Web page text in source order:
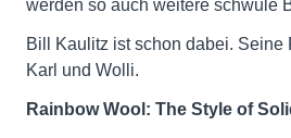
werden so auch weitere schwule
Bill Kaulitz ist schon dabei. Seine
Karl und Wolli.
Rainbow Wool: The Style of